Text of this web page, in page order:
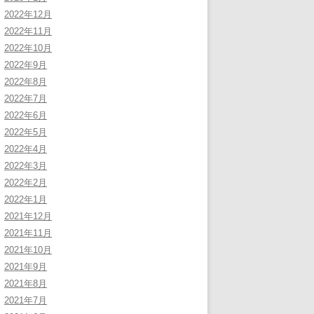
2022年12月
2022年11月
2022年10月
2022年9月
2022年8月
2022年7月
2022年6月
2022年5月
2022年4月
2022年3月
2022年2月
2022年1月
2021年12月
2021年11月
2021年10月
2021年9月
2021年8月
2021年7月